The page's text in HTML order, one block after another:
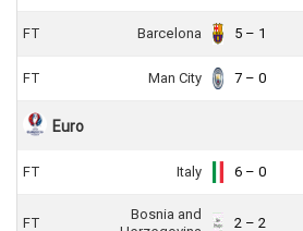
FT Barcelona 5 – 1
FT Man City 7 – 0
Euro
FT Italy 6 – 0
FT
Bosnia and
2 – 2